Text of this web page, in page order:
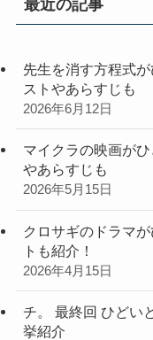
最近の記事
先生を消す方程式
ストやあらすじも
2026年6月12日
マイクラの映画が
やあらすじも
2026年5月15日
クロサギのドラマ
トも紹介！
2026年4月15日
チ。 最終回 ひどい
挙紹介